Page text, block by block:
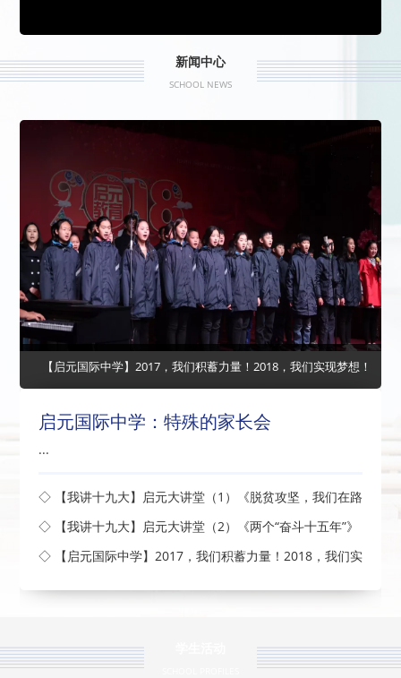
新闻中心
SCHOOL NEWS
【启元国际中学】2017，我们积蓄力量！2018，我们实现梦想！
启元国际中学：特殊的家长会
...
◇ 【我讲十九大】启元大讲堂（1）《脱贫攻坚，我们在路
上》开讲了
◇ 【我讲十九大】启元大讲堂（2）《两个“奋斗十五年”》
◇ 【启元国际中学】2017，我们积蓄力量！2018，我们实